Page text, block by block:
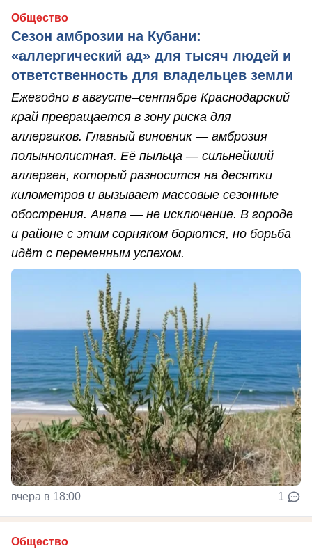
Общество
Сезон амброзии на Кубани:
«аллергический ад» для тысяч людей и
ответственность для владельцев земли
Ежегодно в августе–сентябре Краснодарский
край превращается в зону риска для
аллергиков. Главный виновник — амброзия
полыннолистная. Её пыльца — сильнейший
аллерген, который разносится на десятки
километров и вызывает массовые сезонные
обострения. Анапа — не исключение. В городе
и районе с этим сорняком борются, но борьба
идёт с переменным успехом.
вчера в 18:00 1
Общество